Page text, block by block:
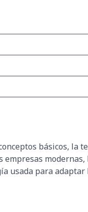
básicos, la
usada para